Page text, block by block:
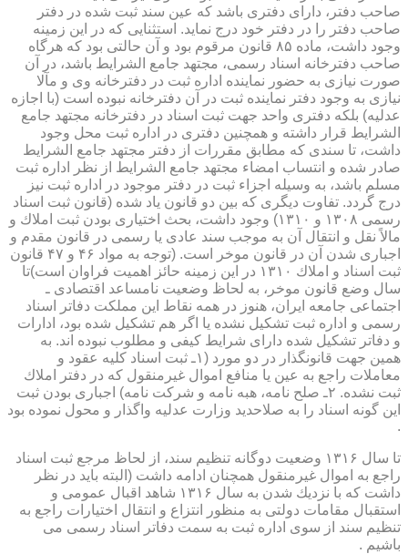
صاحب دفتر، دارای دفتری باشد كه عین سند ثبت شده در دفتر
صاحب دفتر را در دفتر خود درج نماید. استثنایی كه در این زمینه
وجود داشت، ماده ۸۵ قانون مرقوم بود و آن حالتی بود كه هرگاه
صاحب دفترخانه اسناد رسمی، مجتهد جامع الشرایط باشد، در آن
صورت نیازی به حضور نماینده اداره ثبت در دفترخانه وی و مآلا
نیازی به وجود دفتر نماینده ثبت در آن دفترخانه نبوده است (با اجازه
عدلیه) بلكه دفتری واحد جهت ثبت اسناد در دفترخانه مجتهد جامع
الشرایط قرار داشته و همچنین دفتری در اداره ثبت محل وجود
داشت، تا سندی كه مطابق مقررات از دفتر مجتهد جامع الشرایط
صادر شده و انتساب امضاء مجتهد جامع الشرایط از نظر اداره ثبت
مسلم باشد، به وسیله اجزاء ثبت در دفتر موجود در اداره ثبت نیز
درج گردد. تفاوت دیگری كه بین دو قانون یاد شده (قانون ثبت اسناد
رسمی ۱۳۰۸ و ۱۳۱۰) وجود داشت، بحث اختیاری بودن ثبت املاك و
مالاً نقل و انتقال آن به موجب سند عادی یا رسمی در قانون مقدم و
اجباری شدن آن در قانون موخر است. (توجه به مواد ۴۶ و ۴۷ قانون
ثبت اسناد و املاك ۱۳۱۰ در این زمینه حائز اهمیت فراوان است)تا
سال وضع قانون موخر، به لحاظ وضعیت نامساعد اقتصادی ـ
اجتماعی جامعه ایران، هنوز در همه نقاط این مملكت دفاتر اسناد
رسمی و اداره ثبت تشكیل نشده یا اگر هم تشكیل شده بود، ادارات
و دفاتر تشكیل شده دارای شرایط كیفی و مطلوب نبوده اند. به
همین جهت قانونگذار در دو مورد (۱ـ ثبت اسناد كلیه عقود و
معاملات راجع به عین یا منافع اموال غیرمنقول كه در دفتر املاك
ثبت نشده. ۲ـ صلح نامه، هبه نامه و شركت نامه) اجباری بودن ثبت
این گونه اسناد را به صلاحدید وزارت عدلیه واگذار و محول نموده بود
.
تا سال ۱۳۱۶ وضعیت دوگانه تنظیم سند، از لحاظ مرجع ثبت اسناد
راجع به اموال غیرمنقول همچنان ادامه داشت (البته باید در نظر
داشت كه با نزدیك شدن به سال ۱۳۱۶ شاهد اقبال عمومی و
استقبال مقامات دولتی به منظور انتزاع و انتقال اختیارات راجع به
تنظیم سند از سوی اداره ثبت به سمت دفاتر اسناد رسمی می
باشیم .